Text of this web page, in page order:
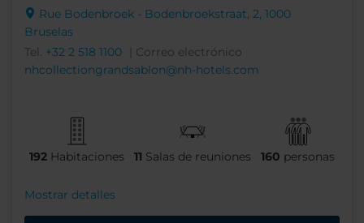
Rue Bodenbroek - Bodenbroekstraat, 2, 1000
Bruselas
Tel. +32 2 518 1100
| Correo electrónico
nhcollectiongrandsablon@nh-hotels.com
192 Habitaciones 11 Salas de reuniones 160 personas
Mostrar detalles